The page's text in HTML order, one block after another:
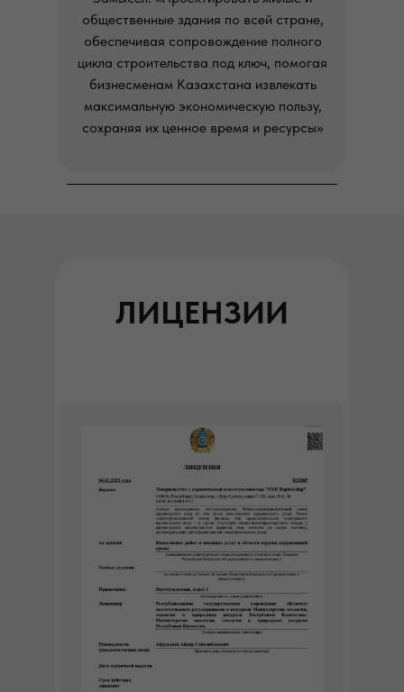
общественные здания по всей стране,
обеспечивая сопровождение полного
цикла строительства под ключ, помогая
бизнесменам Казахстана извлекать
максимальную экономическую пользу,
сохраняя их ценное время и ресурсы»
ЛИЦЕНЗИИ